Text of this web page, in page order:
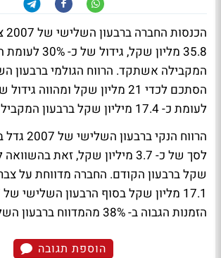
35.8 מליון שקל, גידול
לעומת כ- 17.4 מיליון שקל ברבעון המקביל בשנת 2006.
שקל ברבעון הקודם. החברה מדווחת על
הזמנות הגבוה ב- 38% מהמדווח ברבעון השלישי של 2006.
הוספת תגובה